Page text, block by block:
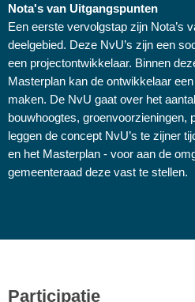
Nota's van Uitgangspunten
Een eerste vervolgstap zijn Nota’s
deelgebied. Deze NvU’s zijn een
een projectontwikkelaar. Binnen
Masterplan kan de ontwikkelaar
maken. De NvU gaat over het
bouwhoogtes, groenvoorzieningen,
leggen de concept NvU’s te zijner
en het Masterplan - voor aan de
gemeenteraad deze vast te stellen.
Participatie